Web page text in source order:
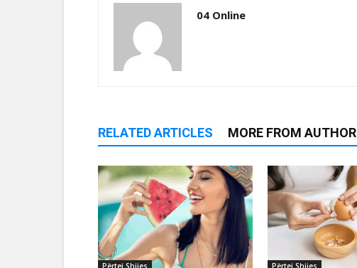
04 Online
RELATED ARTICLES MORE FROM AUTHOR
Përtej Shijes Përtej Shijes